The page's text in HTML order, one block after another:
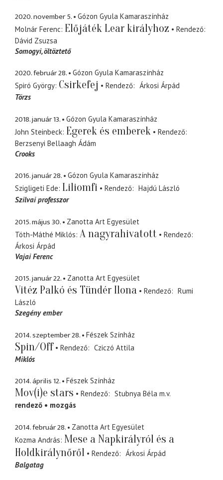
2020. november 5.
Gózon Gyula Kamaraszínház
Molnár Ferenc Előjáték Lear királyhoz
Rendező
Dávid Zsuzsa
Somogyi öltöztető
2020. február 28.
Gózon Gyula Kamaraszínház
Spiró György Csirkefej Rendező
Árkosi Árpád
Törzs
2018. január 13.
Gózon Gyula Kamaraszínház
John Steinbeck Egerek és emberek
Rendező
Berzsenyi Bellaagh Ádám
Crooks
2016. január 28.
Gózon Gyula Kamaraszínház
Szigligeti Ede Liliomfi Rendező
Hajdú László
Szilvai professzor
2015. május 30.
Zanotta Art Egyesület
Tóth-Máthé Miklós A nagyrahivatott
Rendező
Árkosi Árpád
Vajai Ferenc
2015. január 22. Zanotta Art Egyesület
Vitéz Palkó és Tündér Ilona Rendező
Rumi
László
Szegény ember
2014. szeptember 28. Fészek Színház
Spin/Off Rendező
Cziczó Attila
Miklós
2014. április 12. Fészek Színház
Mov(i)e stars Rendező Stubnya Béla m.v.
rendező
mozgás
2014. február 28.
Zanotta Art Egyesület
Kozma András Mese a Napkirályról és a
Holdkirálynőről
Rendező
Árkosi Árpád
Balgatag